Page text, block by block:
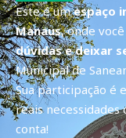
Este é umespaço
Manaus, onde
dúvidas e deixar
Municipal de
Sua participação é
reais necessidades
conta!